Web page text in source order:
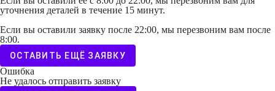
уточнения деталей в течение 15 минут.
Если вы оставили заявку после 22:00, мы перезвоним вам после
8:00.
ОСТАВИТЬ ЕЩЁ ЗАЯВКУ
Ошибка
Не удалось отправить заявку